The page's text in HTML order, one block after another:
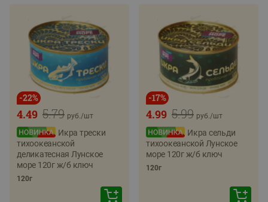
-22%
5.79
4.49 руб./шт
Икра трески
тихоокеанской
деликатесная Лунское
море 120г ж/б ключ
120г
-17%
5.99
4.99 руб./шт
Икра сельди
тихоокеанской Лунское
море 120г ж/б ключ
120г